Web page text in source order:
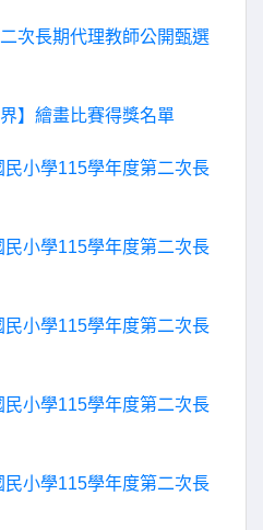
次長期代理教師公開甄選
】繪畫比賽得獎名單
小學115學年度第二次長
小學115學年度第二次長
小學115學年度第二次長
小學115學年度第二次長
小學115學年度第二次長